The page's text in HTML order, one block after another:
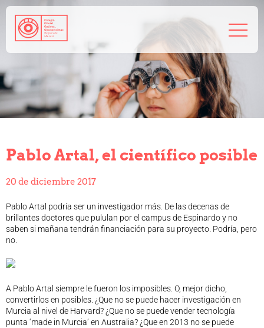
Salud visual
Preguntas frecuentes
Profesionales
Precolegiación
Empleo
Tablón de anuncios
Biblioteca
Ventajas
Canal ético
Calendario
Pablo Artal, el científico posible
20 de diciembre 2017
Pablo Artal podría ser un investigador más. De las decenas de
brillantes doctores que pululan por el campus de Espinardo y no
saben si mañana tendrán financiación para su proyecto. Podría, pero
no.
A Pablo Artal siempre le fueron los imposibles. O, mejor dicho,
convertirlos en posibles. ¿Que no se puede hacer investigación en
Murcia al nivel de Harvard? ¿Que no se puede vender tecnología
punta ‘made in Murcia’ en Australia? ¿Que en 2013 no se puede